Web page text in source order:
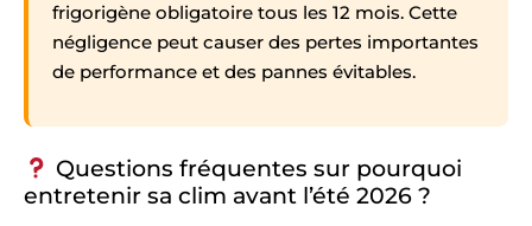
frigorigène obligatoire tous les 12 mois. Cette
négligence peut causer des pertes importantes
de performance et des pannes évitables.
Questions fréquentes sur pourquoi
entretenir sa clim avant l’été 2026 ?